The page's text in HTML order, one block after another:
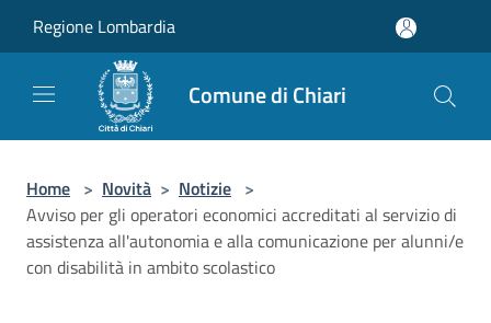
Regione Lombardia
Comune di Chiari
Home > Novità > Notizie >
Avviso per gli operatori economici accreditati al servizio di
assistenza all'autonomia e alla comunicazione per alunni/e
con disabilità in ambito scolastico